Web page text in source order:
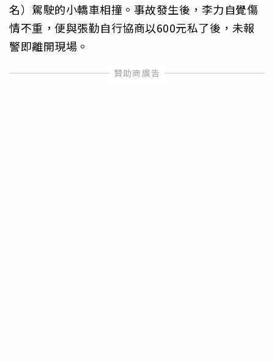
名）駕駛的小轎車相撞。事故發生後，李力自覺傷
情不重，便與張勤自行協商以600元私了後，未報
警即離開現場。